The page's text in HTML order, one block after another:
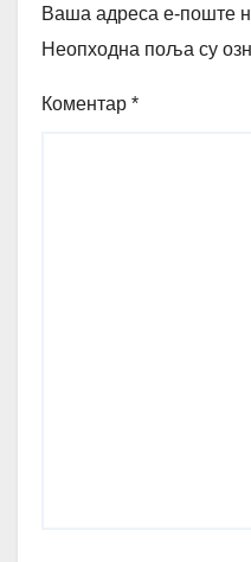
Ваша адреса е-поште
Неопходна поља су
Коментар *